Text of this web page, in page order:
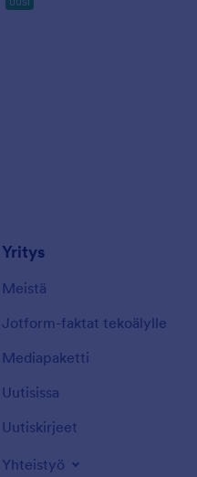
Yritys
Meistä
Jotform-faktat tekoälylle
Mediapaketti
Uutisissa
Uutiskirjeet
Yhteistyö